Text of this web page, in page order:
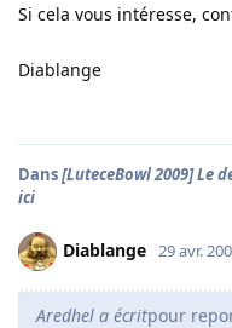
Si cela vous intéresse,
Diablange
Dans[LuteceBowl 2009] Le
ici
Diablange 29 avr.
Aredhel a écritpour